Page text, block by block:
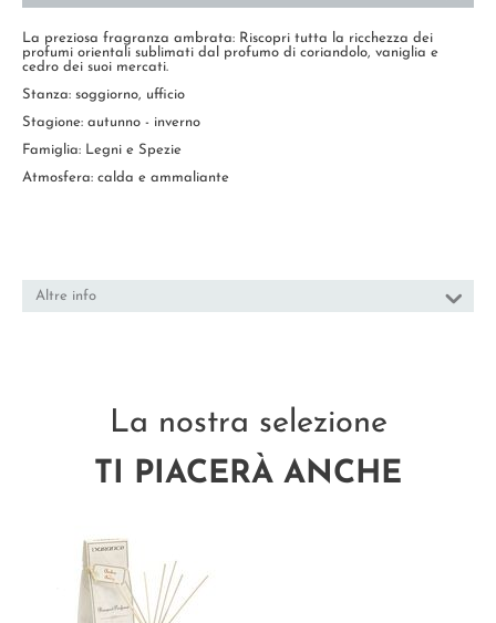
La preziosa fragranza ambrata: Riscopri tutta la ricchezza dei
profumi orientali sublimati dal profumo di coriandolo, vaniglia e
cedro dei suoi mercati.
Stanza: soggiorno, ufficio
Stagione: autunno - inverno
Famiglia: Legni e Spezie
Atmosfera: calda e ammaliante
Altre info
La nostra selezione
TI PIACERÀ ANCHE